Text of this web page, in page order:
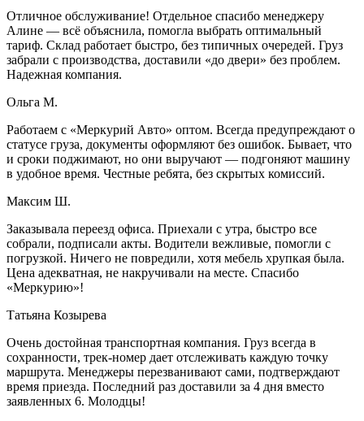
Отличное обслуживание! Отдельное спасибо менеджеру
Алине — всё объяснила, помогла выбрать оптимальный
тариф. Склад работает быстро, без типичных очередей. Груз
забрали с производства, доставили «до двери» без проблем.
Надежная компания.
Ольга М.
Работаем с «Меркурий Авто» оптом. Всегда предупреждают о
статусе груза, документы оформляют без ошибок. Бывает, что
и сроки поджимают, но они выручают — подгоняют машину
в удобное время. Честные ребята, без скрытых комиссий.
Максим Ш.
Заказывала переезд офиса. Приехали с утра, быстро все
собрали, подписали акты. Водители вежливые, помогли с
погрузкой. Ничего не повредили, хотя мебель хрупкая была.
Цена адекватная, не накручивали на месте. Спасибо
«Меркурию»!
Татьяна Козырева
Очень достойная транспортная компания. Груз всегда в
сохранности, трек-номер дает отслеживать каждую точку
маршрута. Менеджеры перезванивают сами, подтверждают
время приезда. Последний раз доставили за 4 дня вместо
заявленных 6. Молодцы!